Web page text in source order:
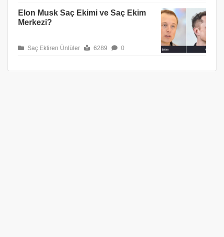
Elon Musk Saç Ekimi ve Saç Ekim
Merkezi?
Saç Ektiren Ünlüler 6289 0